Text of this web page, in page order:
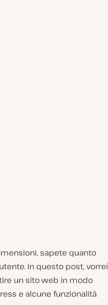
sapete quanto
In questo post, vorrei
un sito web in modo
e alcune funzionalità